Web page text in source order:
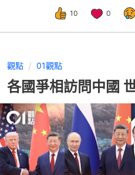
10 0
觀點 01觀點
各國爭相訪問中國